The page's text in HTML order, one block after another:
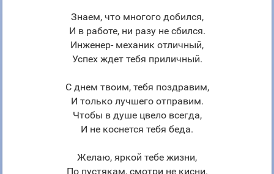
Знаем, что многого добился,
И в работе, ни разу не сбился.
Инженер- механик отличный,
Успех ждет тебя приличный.
С днем твоим, тебя поздравим,
И только лучшего отправим.
Чтобы в душе цвело всегда,
И не коснется тебя беда.
Желаю, яркой тебе жизни,
По пустякам, смотри не кисни.